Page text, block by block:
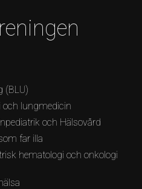
(BLU)
och lungmedicin
och Hälsovård
far illa
hematologi och onkologi